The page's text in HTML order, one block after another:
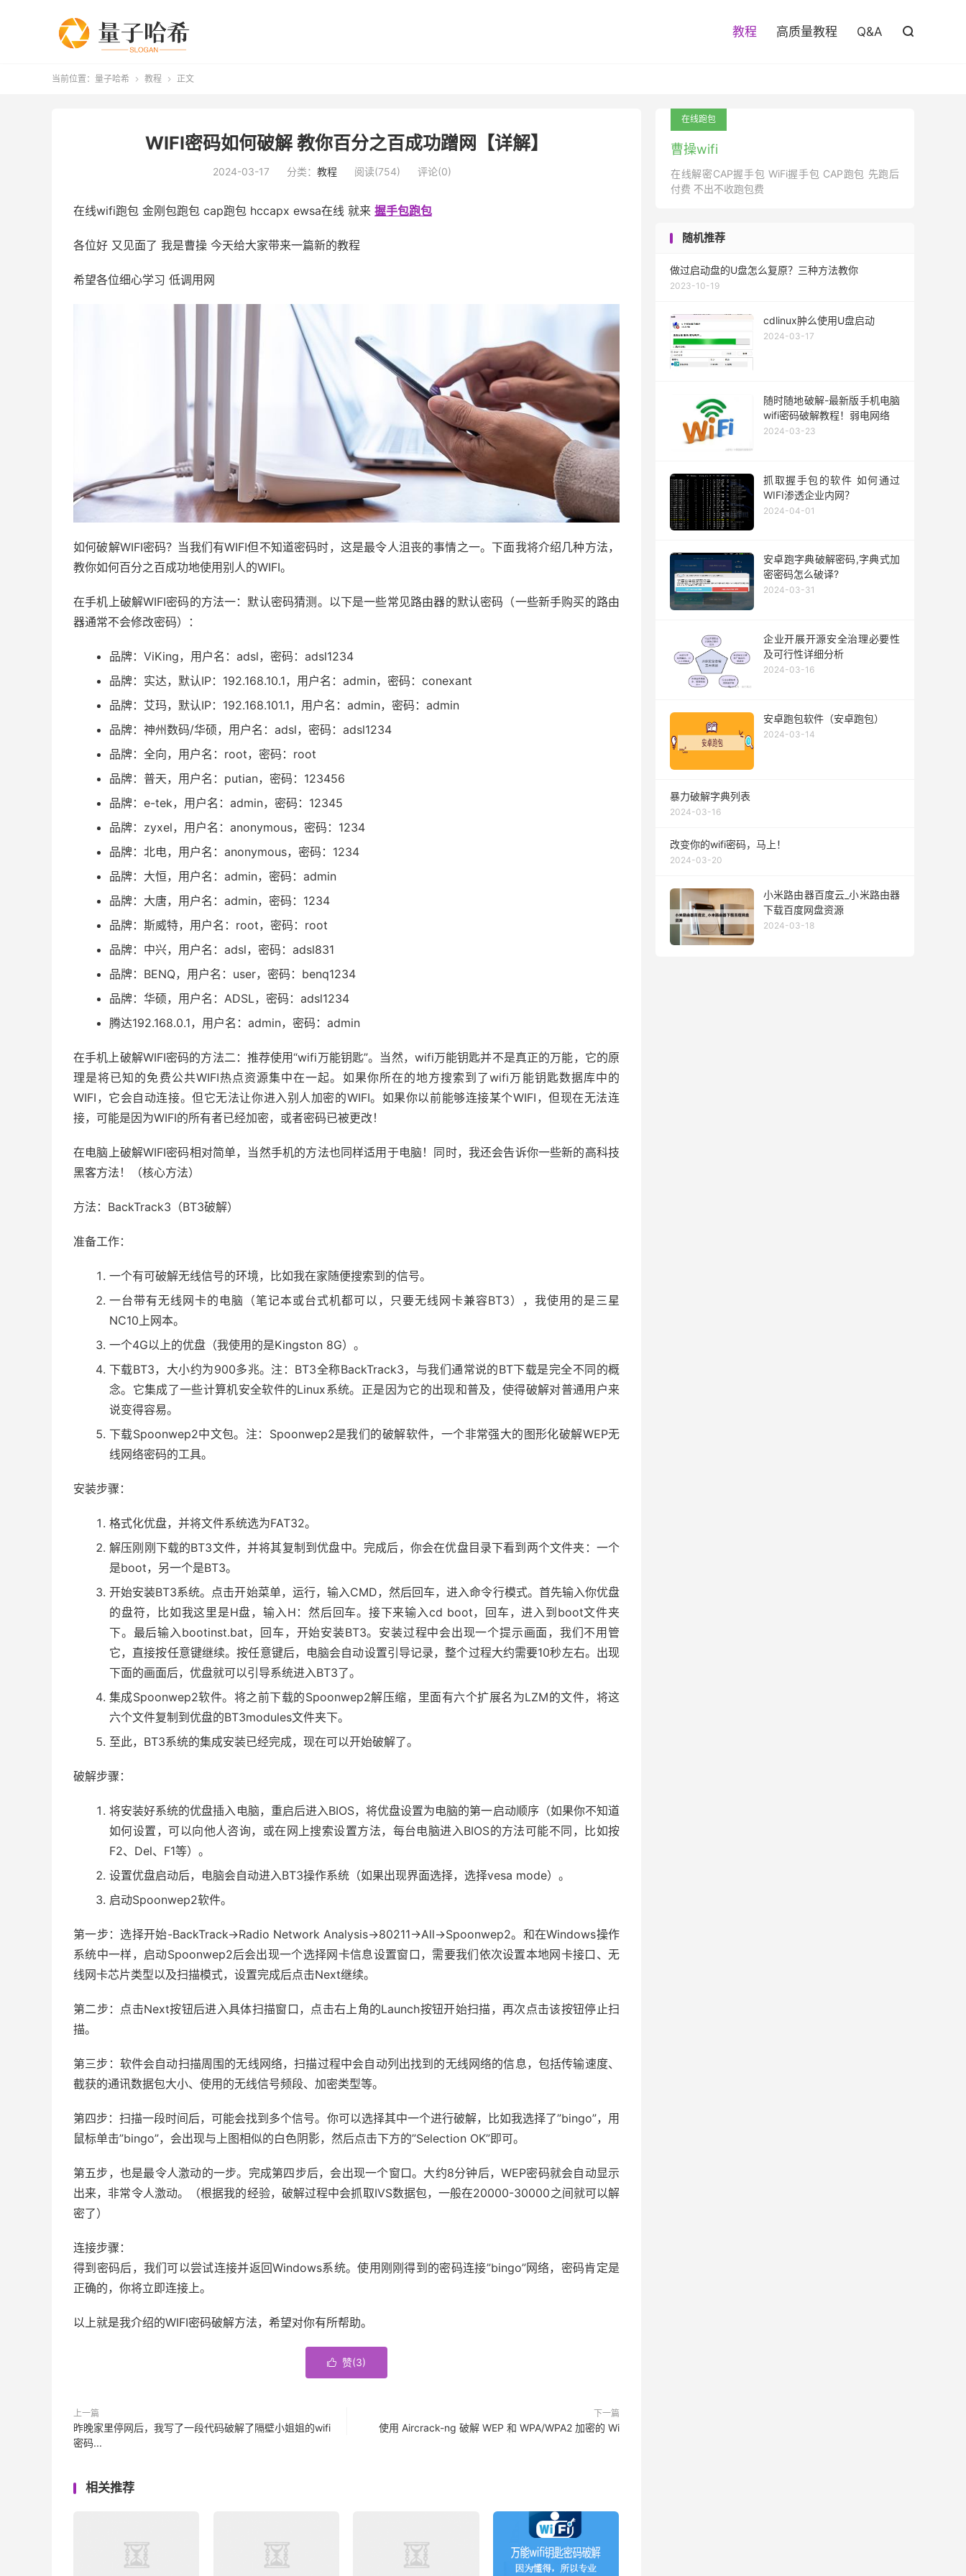
教程 高质量教程 Q&A 
当前位置： 量子哈希  教程  正文
WIFI密码如何破解 教你百分之百成功蹭网【详解】
2024-03-17 分类： 教程 阅读(754) 评论(0)
在线wifi跑包 金刚包跑包 cap跑包 hccapx ewsa在线 就来 握手包跑包
各位好 又见面了 我是曹操 今天给大家带来一篇新的教程
希望各位细心学习 低调用网
如何破解WIFI密码？当我们有WIFI但不知道密码时，这是最令人沮丧的事情之一。下面我将介绍几种方法，
教你如何百分之百成功地使用别人的WIFI。
在手机上破解WIFI密码的方法一：默认密码猜测。以下是一些常见路由器的默认密码（一些新手购买的路由
器通常不会修改密码）：
品牌：ViKing，用户名：adsl，密码：adsl1234
品牌：实达，默认IP：192.168.10.1，用户名：admin，密码：conexant
品牌：艾玛，默认IP：192.168.101.1，用户名：admin，密码：admin
品牌：神州数码/华硕，用户名：adsl，密码：adsl1234
品牌：全向，用户名：root，密码：root
品牌：普天，用户名：putian，密码：123456
品牌：e-tek，用户名：admin，密码：12345
品牌：zyxel，用户名：anonymous，密码：1234
品牌：北电，用户名：anonymous，密码：1234
品牌：大恒，用户名：admin，密码：admin
品牌：大唐，用户名：admin，密码：1234
品牌：斯威特，用户名：root，密码：root
品牌：中兴，用户名：adsl，密码：adsl831
品牌：BENQ，用户名：user，密码：benq1234
品牌：华硕，用户名：ADSL，密码：adsl1234
腾达192.168.0.1，用户名：admin，密码：admin
在手机上破解WIFI密码的方法二：推荐使用“wifi万能钥匙”。当然，wifi万能钥匙并不是真正的万能，它的原
理是将已知的免费公共WIFI热点资源集中在一起。如果你所在的地方搜索到了wifi万能钥匙数据库中的
WIFI，它会自动连接。但它无法让你进入别人加密的WIFI。如果你以前能够连接某个WIFI，但现在无法连
接，可能是因为WIFI的所有者已经加密，或者密码已被更改！
在电脑上破解WIFI密码相对简单，当然手机的方法也同样适用于电脑！同时，我还会告诉你一些新的高科技
黑客方法！（核心方法）
方法：BackTrack3（BT3破解）
准备工作：
一个有可破解无线信号的环境，比如我在家随便搜索到的信号。
一台带有无线网卡的电脑（笔记本或台式机都可以，只要无线网卡兼容BT3），我使用的是三星
NC10上网本。
一个4G以上的优盘（我使用的是Kingston 8G）。
下载BT3，大小约为900多兆。注：BT3全称BackTrack3，与我们通常说的BT下载是完全不同的概
念。它集成了一些计算机安全软件的Linux系统。正是因为它的出现和普及，使得破解对普通用户来
说变得容易。
下载Spoonwep2中文包。注：Spoonwep2是我们的破解软件，一个非常强大的图形化破解WEP无
线网络密码的工具。
安装步骤：
格式化优盘，并将文件系统选为FAT32。
解压刚刚下载的BT3文件，并将其复制到优盘中。完成后，你会在优盘目录下看到两个文件夹：一个
是boot，另一个是BT3。
开始安装BT3系统。点击开始菜单，运行，输入CMD，然后回车，进入命令行模式。首先输入你优盘
的盘符，比如我这里是H盘，输入H：然后回车。接下来输入cd boot，回车，进入到boot文件夹
下。最后输入bootinst.bat，回车，开始安装BT3。安装过程中会出现一个提示画面，我们不用管
它，直接按任意键继续。按任意键后，电脑会自动设置引导记录，整个过程大约需要10秒左右。出现
下面的画面后，优盘就可以引导系统进入BT3了。
集成Spoonwep2软件。将之前下载的Spoonwep2解压缩，里面有六个扩展名为LZM的文件，将这
六个文件复制到优盘的BT3modules文件夹下。
至此，BT3系统的集成安装已经完成，现在可以开始破解了。
破解步骤：
将安装好系统的优盘插入电脑，重启后进入BIOS，将优盘设置为电脑的第一启动顺序（如果你不知道
如何设置，可以向他人咨询，或在网上搜索设置方法，每台电脑进入BIOS的方法可能不同，比如按
F2、Del、F1等）。
设置优盘启动后，电脑会自动进入BT3操作系统（如果出现界面选择，选择vesa mode）。
启动Spoonwep2软件。
第一步：选择开始-BackTrack->Radio Network Analysis->80211->All->Spoonwep2。和在Windows操作
系统中一样，启动Spoonwep2后会出现一个选择网卡信息设置窗口，需要我们依次设置本地网卡接口、无
线网卡芯片类型以及扫描模式，设置完成后点击Next继续。
第二步：点击Next按钮后进入具体扫描窗口，点击右上角的Launch按钮开始扫描，再次点击该按钮停止扫
描。
第三步：软件会自动扫描周围的无线网络，扫描过程中会自动列出找到的无线网络的信息，包括传输速度、
截获的通讯数据包大小、使用的无线信号频段、加密类型等。
第四步：扫描一段时间后，可能会找到多个信号。你可以选择其中一个进行破解，比如我选择了”bingo”，用
鼠标单击”bingo”，会出现与上图相似的白色阴影，然后点击下方的”Selection OK”即可。
第五步，也是最令人激动的一步。完成第四步后，会出现一个窗口。大约8分钟后，WEP密码就会自动显示
出来，非常令人激动。（根据我的经验，破解过程中会抓取IVS数据包，一般在20000-30000之间就可以解
密了）
连接步骤：
得到密码后，我们可以尝试连接并返回Windows系统。使用刚刚得到的密码连接”bingo”网络，密码肯定是
正确的，你将立即连接上。
以上就是我介绍的WIFI密码破解方法，希望对你有所帮助。
 赞(3)
上一篇
昨晚家里停网后，我写了一段代码破解了隔壁小姐姐的wifi
密码...
下一篇
使用 Aircrack-ng 破解 WEP 和 WPA/WPA2 加密的 Wi
相关推荐
在线跑包
曹操wifi
在线解密CAP握手包 WiFi握手包 CAP跑包 先跑后
付费 不出不收跑包费
随机推荐
做过启动盘的U盘怎么复原？三种方法教你
2023-10-19
cdlinux肿么使用U盘启动
2024-03-17
随时随地破解-最新版手机电脑
wifi密码破解教程！弱电网络
2024-03-23
抓取握手包的软件 如何通过
WIFI渗透企业内网？
2024-04-01
安卓跑字典破解密码,字典式加
密密码怎么破译?
2024-03-31
企业开展开源安全治理必要性
及可行性详细分析
2024-03-16
安卓跑包软件（安卓跑包）
2024-03-14
暴力破解字典列表
2024-03-16
改变你的wifi密码，马上！
2024-03-20
小米路由器百度云_小米路由器
下载百度网盘资源
2024-03-18